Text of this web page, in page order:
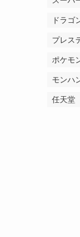
ドラゴ
プレス
ポケモ
モンハ
任天堂